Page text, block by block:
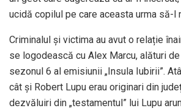
ucidă copilul pe care aceasta urma să-l
Criminalul și victima au avut o relație
se logodească cu Alex Marcu, alături
sezonul 6 al emisiunii „Insula Iubirii”.
cât și Robert Lupu erau originari din
dezvăluiri din „testamentul” lui Lupu